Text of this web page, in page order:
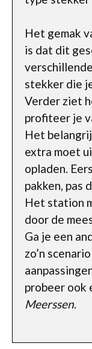
Het gemak
is dat dit
stekker die
Verder ziet
profiteer je
Het
extra moet
opladen.
pakken, pas
Het station
door de
Ga je een
zo’n
probeer ook
Meerssen.